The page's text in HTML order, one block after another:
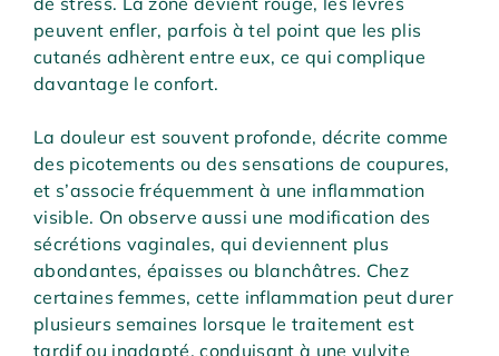
peuvent enfler, parfois à tel point que les plis
cutanés adhèrent entre eux, ce qui complique
davantage le confort.
La douleur est souvent profonde, décrite comme
des picotements ou des sensations de coupures,
et s’associe fréquemment à une inflammation
visible. On observe aussi une modification des
sécrétions vaginales, qui deviennent plus
abondantes, épaisses ou blanchâtres. Chez
certaines femmes, cette inflammation peut durer
plusieurs semaines lorsque le traitement est
tardif ou inadapté, conduisant à une vulvite